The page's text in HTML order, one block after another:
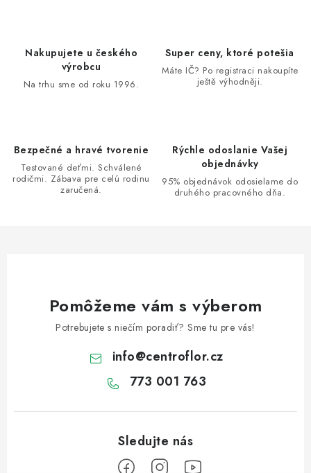
p
Nakupujete u českého
výrobcu
Na trhu sme od roku 1996.
Super ceny, ktoré potešia
Máte IČ? Po registraci nakoupíte
ještě výhodněji.
Bezpečné a hravé tvorenie
Testované deťmi. Schválené
rodičmi. Zábava pre celú rodinu
zaručená.
Rýchle odoslanie Vašej
objednávky
95% objednávok odosielame do
druhého pracovného dňa.
Pomôžeme vám s výberom
Potrebujete s niečím poradiť? Sme tu pre vás!
info@centroflor.cz
773 001 763